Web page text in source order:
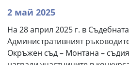
2 май 2025
На 28 април 2025 г. в
Административният
Окръжен съд – Монтана –